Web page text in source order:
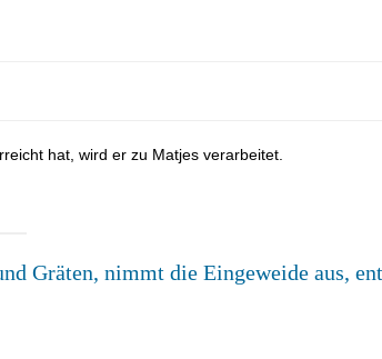
hat, wird er zu Matjes verarbeitet.
Gräten, nimmt die Eingeweide aus,